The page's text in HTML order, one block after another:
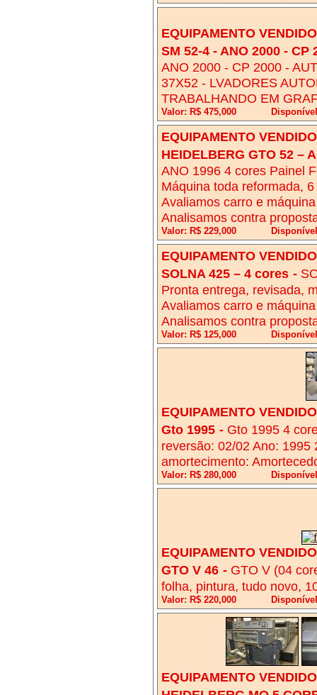
EQUIPAMENTO
SM 52-4 - ANO 2000 - CP
ANO 2000 - CP 2000 -
37X52 - LVADORES
TRABALHANDO EM
Valor: R$ 475,000
EQUIPAMENTO
HEIDELBERG GTO 52 –
ANO 1996 4 cores Painel
Máquina toda reformada,
Avaliamos carro e
Analisamos contra
Valor: R$ 229,000
EQUIPAMENTO
SOLNA 425 – 4 cores -
Pronta entrega, revisada,
Avaliamos carro e
Analisamos contra
Valor: R$ 125,000
EQUIPAMENTO
Gto 1995 - Gto 1995 4
reversão: 02/02 Ano:
amortecimento:
Valor: R$ 280,000
EQUIPAMENTO
GTO V 46 - GTO V (04
folha, pintura, tudo novo,
Valor: R$ 220,000
EQUIPAMENTO